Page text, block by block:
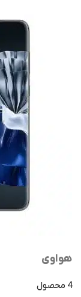
هواوی
4 محصول